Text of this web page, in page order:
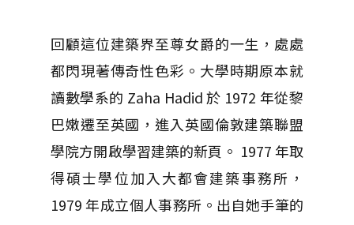
回顧這位建築界至尊女爵的一生，處處
都閃現著傳奇性色彩。大學時期原本就
讀數學系的 Zaha Hadid 於 1972 年從黎
巴嫩遷至英國，進入英國倫敦建築聯盟
學院方開啟學習建築的新頁。 1977 年取
得碩士學位加入大都會建築事務所，
1979 年成立個人事務所。出自她手筆的